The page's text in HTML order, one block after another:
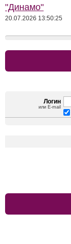
"Динамо"
20.07.2026 13:50:25
Логин
или E-mail